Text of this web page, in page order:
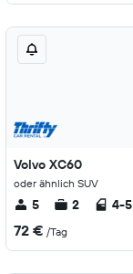
Volvo XC60
oder ähnlich SUV
5 2 4-5
72 € /Tag